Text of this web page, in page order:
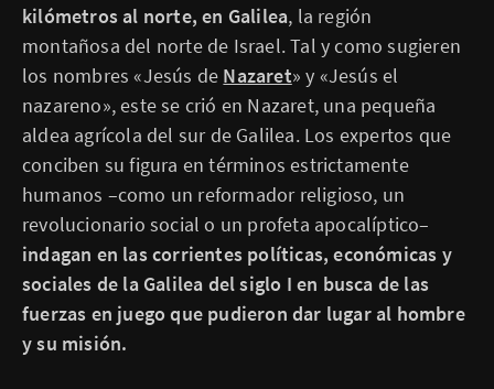
kilómetros al norte, en Galilea, la región
montañosa del norte de Israel. Tal y como sugieren
los nombres «Jesús de Nazaret» y «Jesús el
nazareno», este se crió en Nazaret, una pequeña
aldea agrícola del sur de Galilea. Los expertos que
conciben su figura en términos estrictamente
humanos –como un reformador religioso, un
revolucionario social o un profeta apocalíptico–
indagan en las corrientes políticas, económicas y
sociales de la Galilea del siglo I en busca de las
fuerzas en juego que pudieron dar lugar al hombre
y su misión.